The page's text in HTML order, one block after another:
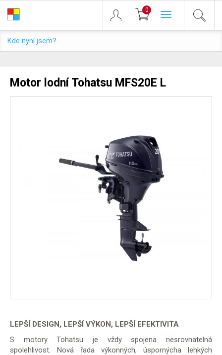
0
Toggle
Kde nyní jsem?
Motor lodní Tohatsu MFS20E L
LEPŠÍ DESIGN, LEPŠÍ VÝKON, LEPŠÍ EFEKTIVITA
S motory Tohatsu je vždy spojena nesrovnatelná
spolehlivost. Nová řada výkonných, úspornýcha lehkých